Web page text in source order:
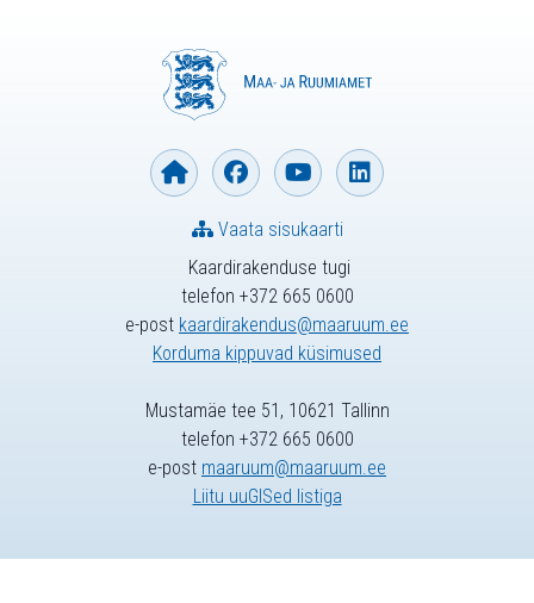
Kaardirakenduse tugi
telefon +372 665 0600
e-post kaardirakendus@maaruum.ee
Korduma kippuvad küsimused
Vaata sisukaarti
Mustamäe tee 51, 10621 Tallinn
telefon +372 665 0600
e-post maaruum@maaruum.ee
Liitu uuGISed listiga